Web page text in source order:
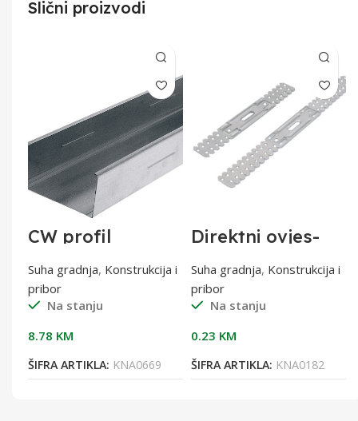
Slični proizvodi
CW profil
100/3000 0,6 mm
Suha gradnja, Konstrukcija i
pribor
Na stanju
8.78 KM
ŠIFRA ARTIKLA: KNA0669
Direktni ovjes-
justijer 12,5cm
Suha gradnja, Konstrukcija i
pribor
Na stanju
0.23 KM
ŠIFRA ARTIKLA: KNA0182